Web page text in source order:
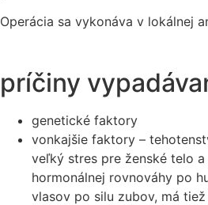
Operácia sa vykonáva v lokálnej
príčiny
genetické faktory
vonkajšie faktory –
veľký stres pre ženské telo
hormonálnej rovnováhy po
vlasov po silu zubov, má